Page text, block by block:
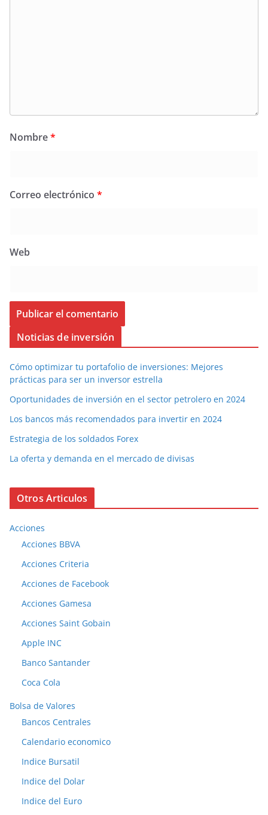
Nombre*
Correo electrónico *
Web
Noticias de inversión
Cómo optimizar tu portafolio de inversiones: Mejores
prácticas para ser un inversor estrella
Oportunidades de inversión en el sector petrolero en 2024
Los bancos más recomendados para invertir en 2024
Estrategia de los soldados Forex
La oferta y demanda en el mercado de divisas
Otros Articulos
Acciones
Acciones BBVA
Acciones Criteria
Acciones de Facebook
Acciones Gamesa
Acciones Saint Gobain
Apple INC
Banco Santander
Coca Cola
Bolsa de Valores
Bancos Centrales
Calendario economico
Indice Bursatil
Indice del Dolar
Indice del Euro